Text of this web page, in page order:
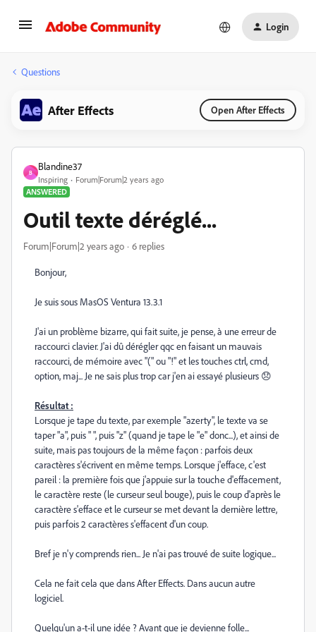
Login
Questions
After Effects Open After Effects
B
Blandine37
Inspiring
Forum|Forum|2 years ago
ANSWERED
Outil texte déréglé...
Forum|Forum|2 years ago 6 replies
Bonjour,
Je suis sous MasOS Ventura 13.3.1
J'ai un problème bizarre, qui fait suite, je pense, à une erreur de
raccourci clavier. J'ai dû dérégler qqc en faisant un mauvais
raccourci, de mémoire avec "(" ou "!" et les touches ctrl, cmd,
option, maj... Je ne sais plus trop car j'en ai essayé plusieurs 😞
Résultat :
Lorsque je tape du texte, par exemple "azerty", le texte va se
taper "a", puis " ", puis "z" (quand je tape le "e" donc...), et ainsi de
suite, mais pas toujours de la même façon : parfois deux
caractères s'écrivent en même temps. Lorsque j'efface, c'est
pareil : la première fois que j'appuie sur la touche d'effacement,
le caractère reste (le curseur seul bouge), puis le coup d'après le
caractère s'efface et le curseur se met devant la dernière lettre,
puis parfois 2 caractères s'effacent d'un coup.
Bref je n'y comprends rien... Je n'ai pas trouvé de suite logique...
Cela ne fait cela que dans After Effects. Dans aucun autre
logiciel.
Quelqu'un a-t-il une idée ? Avant que je devienne folle...